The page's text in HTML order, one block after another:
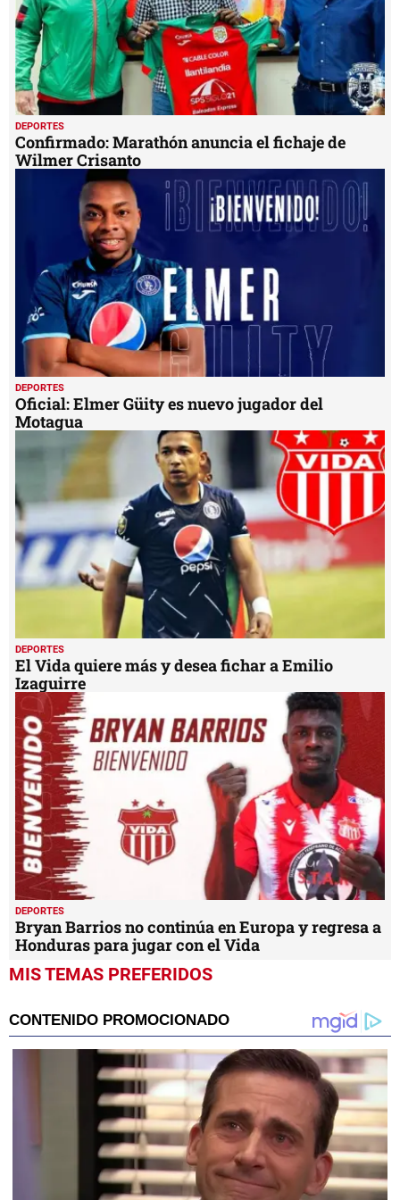
DEPORTES
Confirmado: Marathón anuncia el fichaje de
Wilmer Crisanto
DEPORTES
Oficial: Elmer Güity es nuevo jugador del
Motagua
DEPORTES
El Vida quiere más y desea fichar a Emilio
Izaguirre
DEPORTES
Bryan Barrios no continúa en Europa y regresa a
Honduras para jugar con el Vida
MIS TEMAS PREFERIDOS